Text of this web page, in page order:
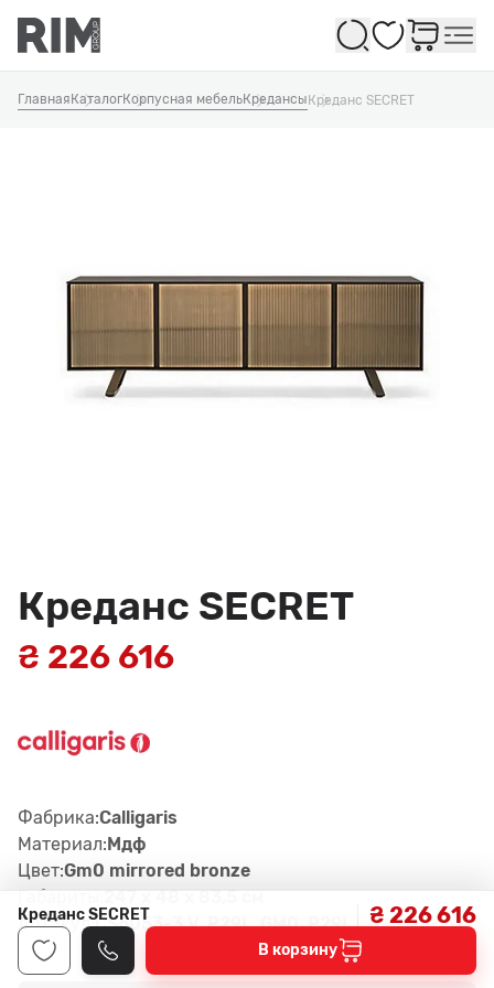
Избранное
Главная КаталогКорпусная мебельКредансыКреданс SECRET
Креданс SECRET
₴ 226 616
Фабрика:Calligaris
Материал:Мдф
Цвет:Gm0 mirrored bronze
Габариты:
247 x 48 x 83,5 см
Артикул:CS6053-3 V, P29L, GM0, P29L
Креданс SECRET ₴ 226 616
В корзину